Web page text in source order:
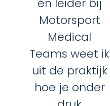
Motorsport
Medical
Teams weet ik
uit de praktijk
hoe je onder